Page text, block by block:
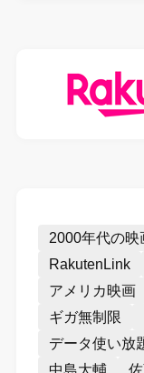
2000年代の映
RakutenLink
アメリカ映画
ギガ無制限
データ使い放